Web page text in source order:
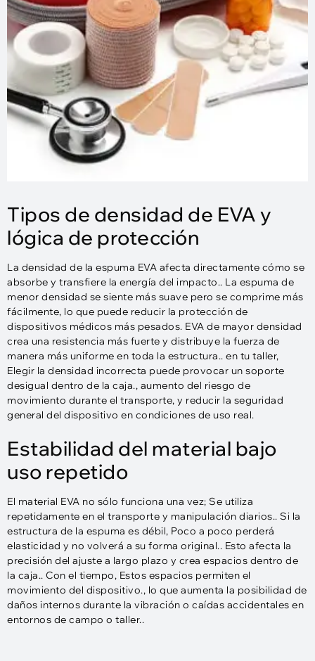
Tipos de densidad de EVA y
lógica de protección
La densidad de la espuma EVA afecta directamente cómo se
absorbe y transfiere la energía del impacto.. La espuma de
menor densidad se siente más suave pero se comprime más
fácilmente, lo que puede reducir la protección de
dispositivos médicos más pesados. EVA de mayor densidad
crea una resistencia más fuerte y distribuye la fuerza de
manera más uniforme en toda la estructura.. en tu taller,
Elegir la densidad incorrecta puede provocar un soporte
desigual dentro de la caja., aumento del riesgo de
movimiento durante el transporte, y reducir la seguridad
general del dispositivo en condiciones de uso real.
Estabilidad del material bajo
uso repetido
El material EVA no sólo funciona una vez; Se utiliza
repetidamente en el transporte y manipulación diarios.. Si la
estructura de la espuma es débil, Poco a poco perderá
elasticidad y no volverá a su forma original.. Esto afecta la
precisión del ajuste a largo plazo y crea espacios dentro de
la caja.. Con el tiempo, Estos espacios permiten el
movimiento del dispositivo., lo que aumenta la posibilidad de
daños internos durante la vibración o caídas accidentales en
entornos de campo o taller..